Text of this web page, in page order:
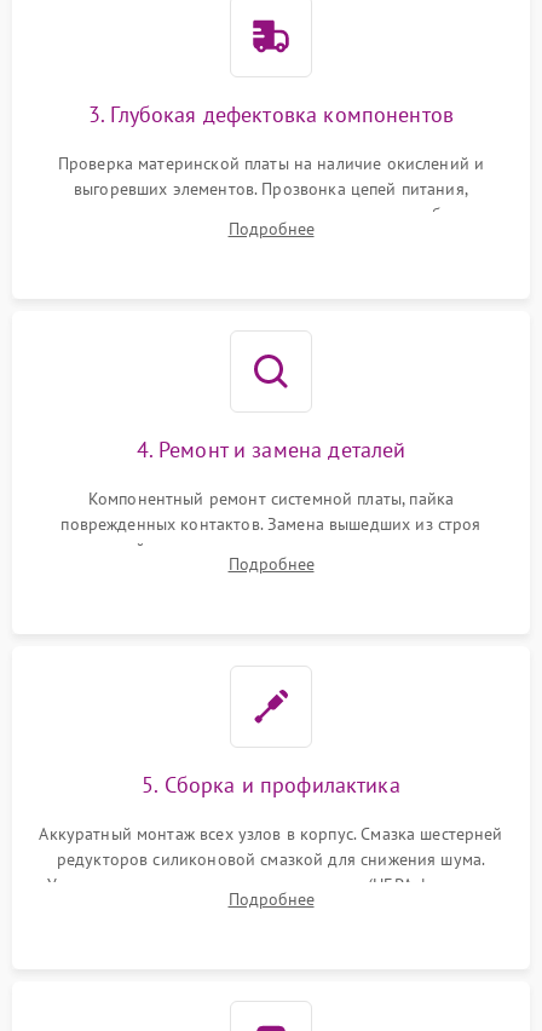
3. Глубокая дефектовка компонентов
Проверка материнской платы на наличие окислений и
выгоревших элементов. Прозвонка цепей питания,
тестирование приводных моторов колес и турбины
всасывания. Оценка состояния оптических и инфракрасных
Подробнее
4. Ремонт и замена деталей
Компонентный ремонт системной платы, пайка
поврежденных контактов. Замена вышедших из строя
двигателей, изношенного аккумулятора, неисправного
лидара или помпы подачи воды. Восстановление шлейфов и
Подробнее
5. Сборка и профилактика
Аккуратный монтаж всех узлов в корпус. Смазка шестерней
редукторов силиконовой смазкой для снижения шума.
Установка новых расходных материалов (HEPA-фильтров,
микрофибры, щеток). Надежная фиксация разъемов и
Подробнее